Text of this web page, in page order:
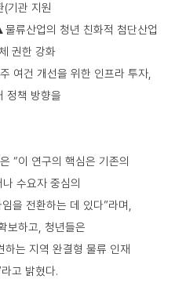
기관 지원
류산업의 청년 친화적 첨단산업
권한 강화
여건 개선을 위한 인프라 투자,
정책 방향을
“이 연구의 핵심은 기존의
수요자 중심의
을 전환하는 데 있다”라며,
보하고, 청년들은
는 지역 완결형 물류 인재
고 밝혔다.